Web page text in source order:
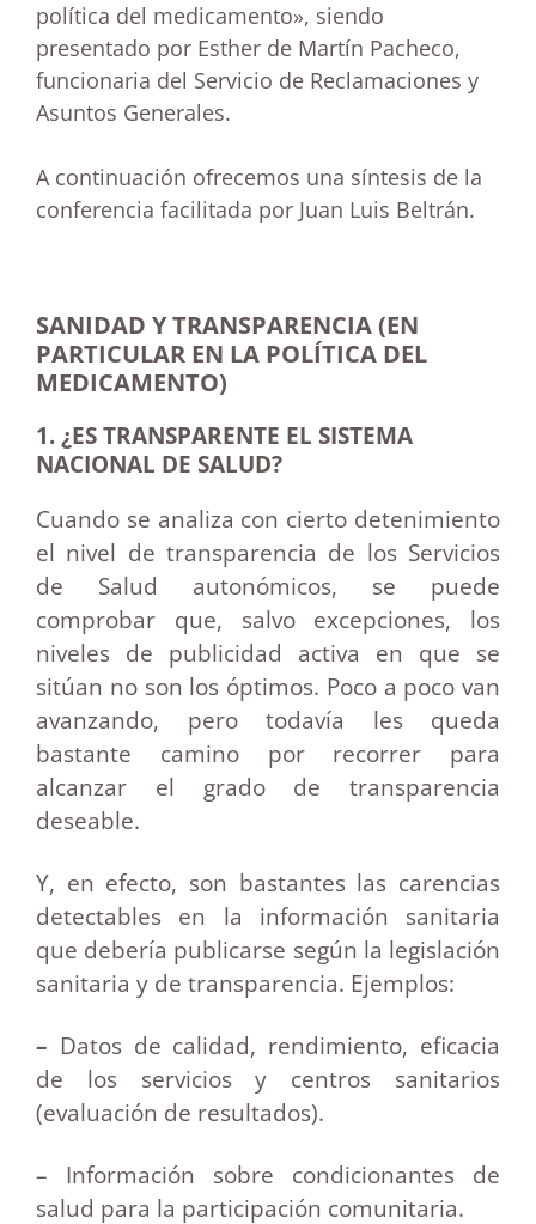
política del medicamento», siendo
presentado por Esther de Martín Pacheco,
funcionaria del Servicio de Reclamaciones y
Asuntos Generales.
A continuación ofrecemos una síntesis de la
conferencia facilitada por Juan Luis Beltrán.
SANIDAD Y TRANSPARENCIA (EN
PARTICULAR EN LA POLÍTICA DEL
MEDICAMENTO)
1. ¿ES TRANSPARENTE EL SISTEMA
NACIONAL DE SALUD?
Cuando se analiza con cierto detenimiento
el nivel de transparencia de los Servicios
de Salud autonómicos, se puede
comprobar que, salvo excepciones, los
niveles de publicidad activa en que se
sitúan no son los óptimos. Poco a poco van
avanzando, pero todavía les queda
bastante camino por recorrer para
alcanzar el grado de transparencia
deseable.
Y, en efecto, son bastantes las carencias
detectables en la información sanitaria
que debería publicarse según la legislación
sanitaria y de transparencia. Ejemplos:
– Datos de calidad, rendimiento, eficacia
de los servicios y centros sanitarios
(evaluación de resultados).
– Información sobre condicionantes de
salud para la participación comunitaria.